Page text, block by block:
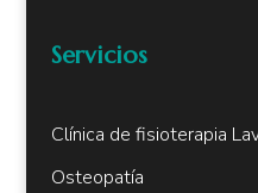
Servicios
Clínica de fisioterapia
Osteopatía